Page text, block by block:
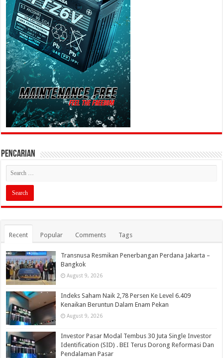
PENCARIAN
Recent Popular Comments Tags
Transnusa Resmikan Penerbangan Perdana Jakarta –
Bangkok
August 9, 2026
Indeks Saham Naik 2,78 Persen Ke Level 6.409
Kenaikan Beruntun Dalam Enam Pekan
August 9, 2026
Investor Pasar Modal Tembus 30 Juta Single Investor
Identification (SID) . BEI Terus Dorong Reformasi Dan
Pendalaman Pasar